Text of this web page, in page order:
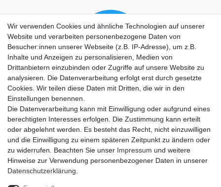
Wir verwenden Cookies und ähnliche Technologien auf unserer
Website und verarbeiten personenbezogene Daten von
Besucher:innen unserer Webseite (z.B. IP-Adresse), um z.B.
Inhalte und Anzeigen zu personalisieren, Medien von
Drittanbietern einzubinden oder Zugriffe auf unsere Website zu
analysieren. Die Datenverarbeitung erfolgt erst durch gesetzte
Cookies. Wir teilen diese Daten mit Dritten, die wir in den
Einstellungen benennen.
Die Datenverarbeitung kann mit Einwilligung oder aufgrund eines
berechtigten Interesses erfolgen. Die Zustimmung kann erteilt
oder abgelehnt werden. Es besteht das Recht, nicht einzuwilligen
und die Einwilligung zu einem späteren Zeitpunkt zu ändern oder
zu widerrufen. Beachten Sie unser Impressum und weitere
Hinweise zur Verwendung personenbezogener Daten in unserer
Daten­schutz­erklärung